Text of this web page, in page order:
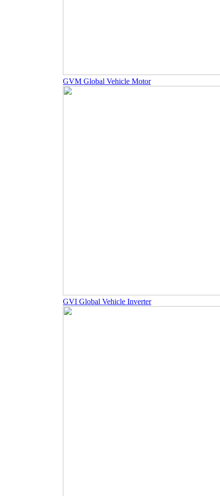
GVM Global Vehicle Motor
GVI Global Vehicle Inverter